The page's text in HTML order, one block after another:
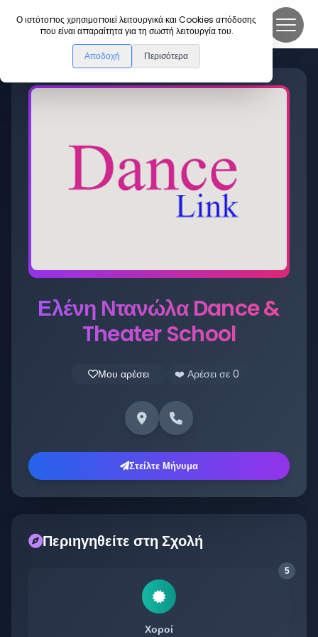
Ο ιστότοπος χρησιμοποιεί λειτουργικά και Cookies απόδοσης
που είναι απαραίτητα για τη σωστή λειτουργία του.
Αποδοχή Περισότερα
DanceLink
Ελένη Ντανώλα Dance &
Theater School
Μου αρέσει ❤️ Αρέσει σε 0
Στείλτε Μήνυμα
Περιηγηθείτε στη Σχολή
Χοροί
5